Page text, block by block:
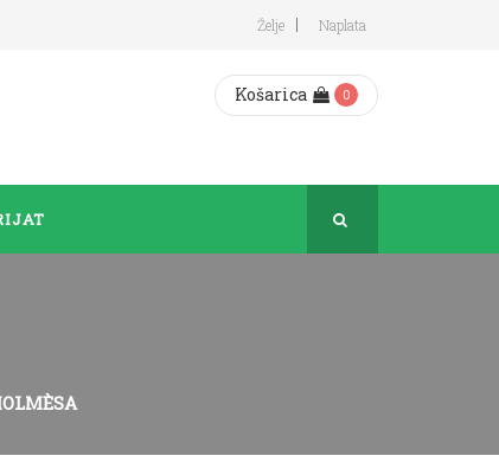
Želje Naplata
Košarica 0